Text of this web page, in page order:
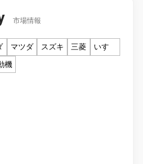
市場情報
マツダ スズキ 三菱
いすゞ
機